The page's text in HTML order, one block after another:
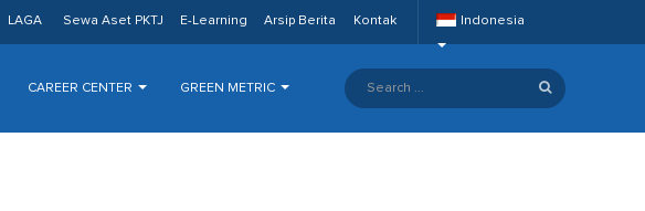
LAGA Sewa Aset PKTJ E-Learning Arsip Berita Kontak Indonesia
CAREER CENTER GREEN METRIC